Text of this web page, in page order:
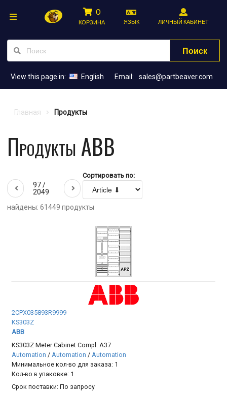
0
КОРЗИНА ЯЗЫК ЛИЧНЫЙ КАБИНЕТ
Поиск
View this page in: English Email: sales@partbeaver.com
Главная Продукты
Продукты ABB
97 /
2049
Сортировать по:
найдены: 61449 продукты
2CPX035893R9999
KS303Z
ABB
KS303Z Meter Cabinet Compl. A37
Automation / Automation / Automation
Минимальное кол-во для заказа: 1
Кол-во в упаковке: 1
Срок поставки:По запросу